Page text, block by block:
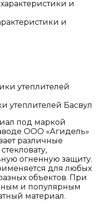
и
утеплителей Басвул
под маркой
ООО «Агидель»
различные
огненную защиту.
для любых
объектов. При
и популярным
материал.